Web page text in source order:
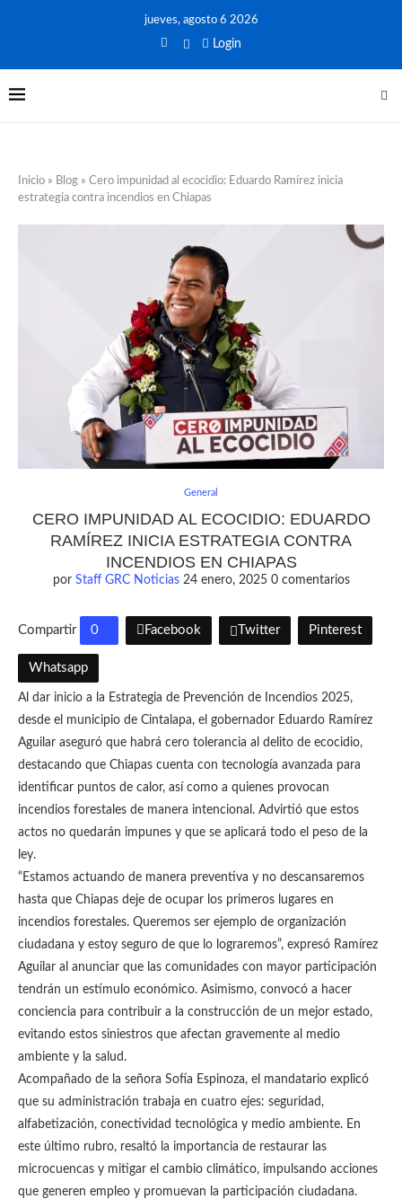
jueves, agosto 6 2026
Login
Inicio » Blog » Cero impunidad al ecocidio: Eduardo Ramírez inicia
estrategia contra incendios en Chiapas
General
CERO IMPUNIDAD AL ECOCIDIO: EDUARDO
RAMÍREZ INICIA ESTRATEGIA CONTRA
INCENDIOS EN CHIAPAS
por Staff GRC Noticias 24 enero, 2025 0 comentarios
Compartir 0 Facebook Twitter Pinterest
Whatsapp
Al dar inicio a la Estrategia de Prevención de Incendios 2025,
desde el municipio de Cintalapa, el gobernador Eduardo Ramírez
Aguilar aseguró que habrá cero tolerancia al delito de ecocidio,
destacando que Chiapas cuenta con tecnología avanzada para
identificar puntos de calor, así como a quienes provocan
incendios forestales de manera intencional. Advirtió que estos
actos no quedarán impunes y que se aplicará todo el peso de la
ley.
“Estamos actuando de manera preventiva y no descansaremos
hasta que Chiapas deje de ocupar los primeros lugares en
incendios forestales. Queremos ser ejemplo de organización
ciudadana y estoy seguro de que lo lograremos”, expresó Ramírez
Aguilar al anunciar que las comunidades con mayor participación
tendrán un estímulo económico. Asimismo, convocó a hacer
conciencia para contribuir a la construcción de un mejor estado,
evitando estos siniestros que afectan gravemente al medio
ambiente y la salud.
Acompañado de la señora Sofía Espinoza, el mandatario explicó
que su administración trabaja en cuatro ejes: seguridad,
alfabetización, conectividad tecnológica y medio ambiente. En
este último rubro, resaltó la importancia de restaurar las
microcuencas y mitigar el cambio climático, impulsando acciones
que generen empleo y promuevan la participación ciudadana.